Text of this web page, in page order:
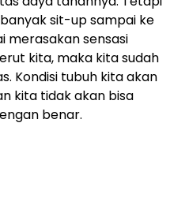
sit-up sampai ke
merasakan sensasi
kita, maka kita sudah
Kondisi tubuh kita akan
kita tidak akan bisa
benar.